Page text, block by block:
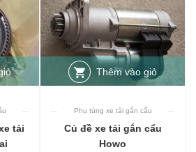
tải
Thêm vào giỏ
Phụ tùng xe tải gắn cẩu
Củ đề xe tải gắn cẩu
Howo